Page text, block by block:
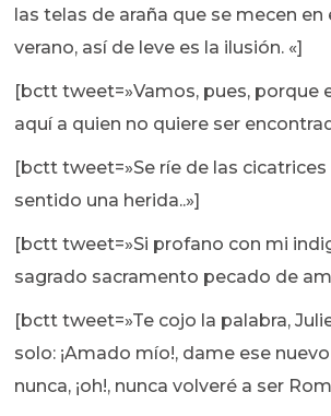
las telas de araña que se mecen en
verano, así de leve es la ilusión. «]
[bctt tweet=»Vamos, pues, porque
aquí a quien no quiere ser
[bctt tweet=»Se ríe de las cicatrices
sentido una herida..»]
[bctt tweet=»Si profano con mi
sagrado sacramento pecado de
[bctt tweet=»Te cojo la palabra,
solo: ¡Amado mío!, dame ese
nunca, ¡oh!, nunca volveré a ser